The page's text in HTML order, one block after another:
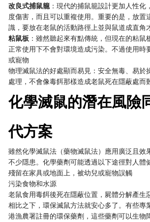
改良式捕鼠籠 ：現代的捕鼠籠設計更加人性化
度傷害，而且可以重複使用。重要的是，放置
識，要放在老鼠的活動路徑上並與鼠道成直角
粘鼠板 ：雖然聽起來有點傳統，但現在的粘鼠
正常使用下不會對環境造成污染。不過使用時
或寵物
物理滅鼠法的好處顯而易見：安全無毒、易於
處理，不會像毒餌那樣造成老鼠死在隱蔽處而
化學滅鼠的潛在風險
代方案
雖然化學滅鼠法（藥物滅鼠法）應用廣泛且效
不少隱患。化學藥劑可能透過以下途徑對人體
殘留在家具或地面上，被幼兒或寵物誤觸
污染食物和水源
老鼠食用毒餌後死在隱蔽位置，屍體分解產生
相比之下，環保滅鼠方法就安心多了。有些專
港漁農署註冊的環保藥劑，這些藥劑可以生物